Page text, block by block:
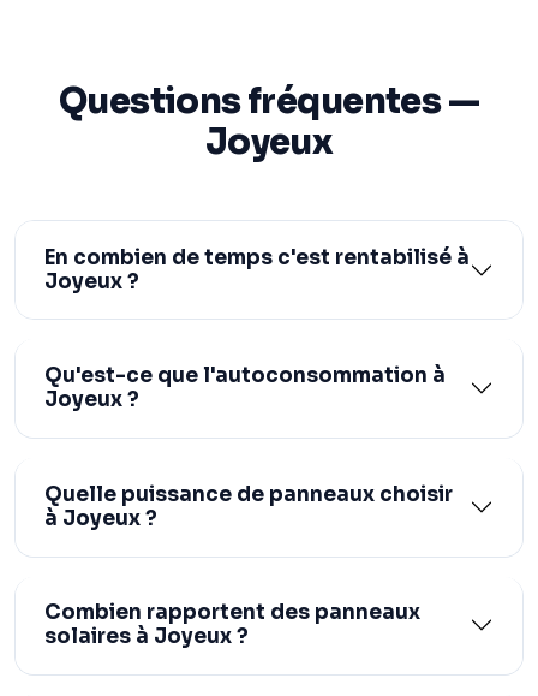
Questions fréquentes —
Joyeux
En combien de temps c'est rentabilisé à
Joyeux ?
Qu'est-ce que l'autoconsommation à
Joyeux ?
Quelle puissance de panneaux choisir
à Joyeux ?
Combien rapportent des panneaux
solaires à Joyeux ?